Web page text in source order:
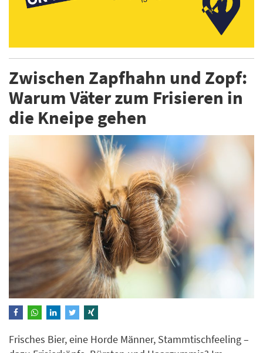
Zwischen Zapfhahn und Zopf:
Warum Väter zum Frisieren in
die Kneipe gehen
Frisches Bier, eine Horde Männer, Stammtischfeeling –